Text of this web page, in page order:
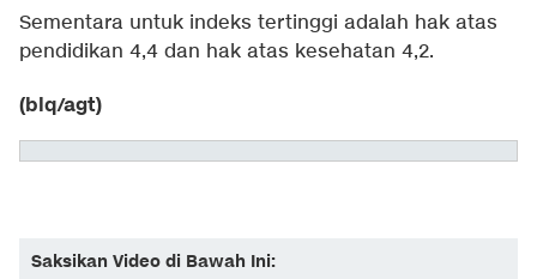
Sementara untuk indeks tertinggi adalah hak atas
pendidikan 4,4 dan hak atas kesehatan 4,2.
(blq/agt)
Saksikan Video di Bawah Ini: